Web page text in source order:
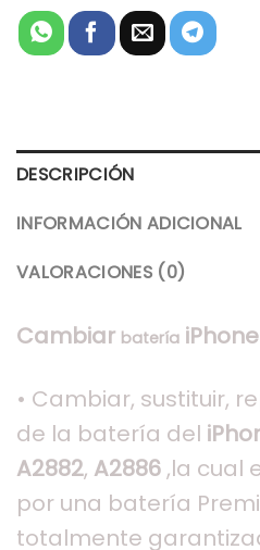
DESCRIPCIÓN
INFORMACIÓN ADICIONAL
VALORACIONES (0)
Cambiar batería
• Cambiar, sustituir,
de la batería del
A2882, A2886 ,la cual
por una batería
totalmente